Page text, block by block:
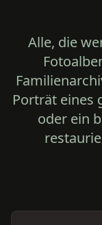
Alle, die
Porträt eines
oder ein